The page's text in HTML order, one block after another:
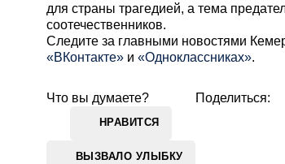
для страны трагедией, а тема
соотечественников.
Cледите за главными новостями
«ВКонтакте» и «Одноклассниках».
Что вы думаете?
НРАВИТСЯ
ВЫЗВАЛО УЛЫБКУ
Поделиться: